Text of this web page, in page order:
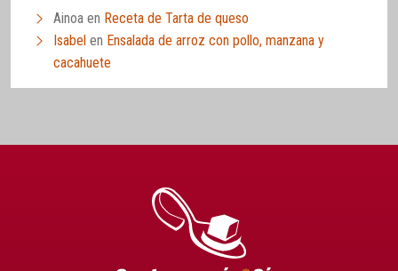
Ainoa en Receta de Tarta de queso
Isabel en Ensalada de arroz con pollo, manzana y
cacahuete